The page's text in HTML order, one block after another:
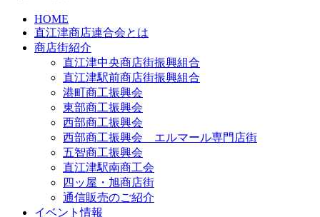
HOME
直江津商店連合会とは
商店街紹介
直江津中央商店街振興組合
直江津駅前商店街振興組合
港町商工振興会
東部商工振興会
西部商工振興会
西部商工振興会 エルマール専門店街
五智商工振興会
直江津駅南商工会
四ッ屋・旭商店街
通信販売のご紹介
イベント情報